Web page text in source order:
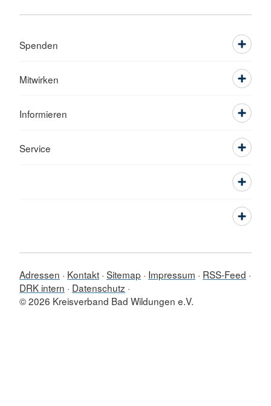
Spenden
Mitwirken
Informieren
Service
Adressen Kontakt Sitemap Impressum
RSS-Feed
DRK intern
Datenschutz
© 2026 Kreisverband Bad Wildungen e.V.